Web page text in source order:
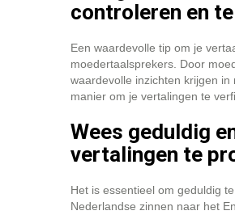
controleren en
Een waardevolle tip om je
moedertaalsprekers. Door
waardevolle inzichten krijgen
manier om je vertalingen te
Wees geduldig
vertalingen te
Het is essentieel om geduldig
Nederlandse zinnen naar het